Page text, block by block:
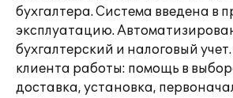
бухгалтера. Система введена в
эксплуатацию.
бухгалтерский и налоговый
клиента работы: помощь в
доставка, установка,